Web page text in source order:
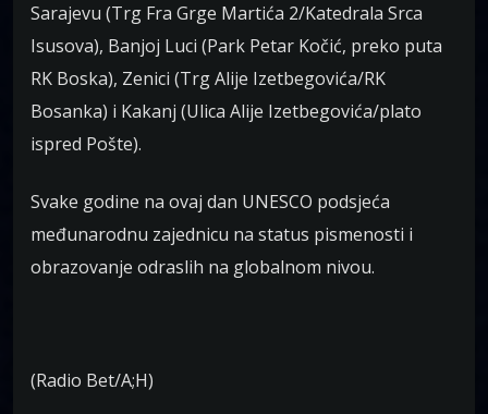
Sarajevu (Trg Fra Grge Martića 2/Katedrala Srca
Isusova), Banjoj Luci (Park Petar Kočić, preko puta
RK Boska), Zenici (Trg Alije Izetbegovića/RK
Bosanka) i Kakanj (Ulica Alije Izetbegovića/plato
ispred Pošte).
Svake godine na ovaj dan UNESCO podsjeća
međunarodnu zajednicu na status pismenosti i
obrazovanje odraslih na globalnom nivou.
(Radio Bet/A;H)